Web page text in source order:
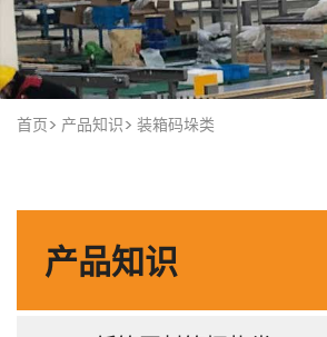
首页 产品知识 装箱码垛类
产品知识